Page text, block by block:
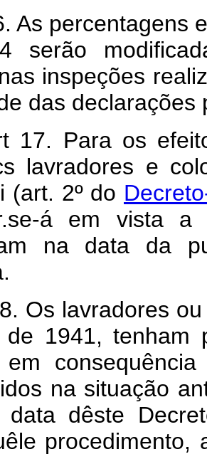
As percentagens
serão
inspeções
das declarações
17. Para os
lavradores e
(art. 2º do
á em vista a
na data da
Os lavradores
de 1941,
em
na situação
dêste
procedimento,